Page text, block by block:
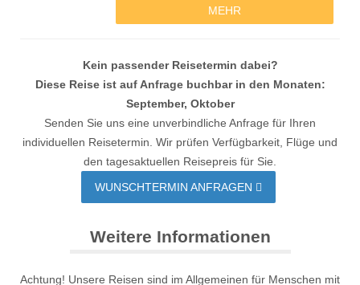
MEHR
Kein passender Reisetermin dabei?
Diese Reise ist auf Anfrage buchbar in den Monaten:
September, Oktober
Senden Sie uns eine unverbindliche Anfrage für Ihren
individuellen Reisetermin. Wir prüfen Verfügbarkeit, Flüge und
den tagesaktuellen Reisepreis für Sie.
WUNSCHTERMIN ANFRAGEN
Weitere Informationen
Achtung! Unsere Reisen sind im Allgemeinen für Menschen mit